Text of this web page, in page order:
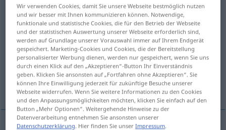
Übersicht aller Übersetzungen
(Für mehr Details die Übersetzung anklicken/antippen)
einsam, von der Außenwelt abgeschieden,
zurückgezogen
abgelegen
Wir verwenden Cookies, damit Sie unsere Webseite bestmöglich nutzen
und wir besser mit Ihnen kommunizieren können. Notwendige,
funktionale und statistische Cookies, die für den Betrieb der Webseite
und der statistischen Auswertung unserer Webseite erforderlich sind,
werden auf Grundlage unserer Vorauswahl immer auf Ihrem Endgerät
gespeichert. Marketing-Cookies und Cookies, die der Bereitstellung
personalisierter Werbung dienen, werden nur gespeichert, wenn Sie uns
durch einen Klick auf den „Akzeptieren“-Button Ihr Einverständnis
geben. Klicken Sie ansonsten auf „Fortfahren ohne Akzeptieren“. Sie
können Ihre Einwilligung jederzeit für zukünftige Besuche unserer
Webseite widerrufen. Wenn Sie weitere Informationen zu den Cookies
und den Anpassungsmöglichkeiten möchten, klicken Sie einfach auf den
Button „Mehr Optionen“. Weitergehende Hinweise zu der
Datenverarbeitung entnehmen Sie ansonsten unserer
Datenschutzerklärung. Hier finden Sie unserImpressum.